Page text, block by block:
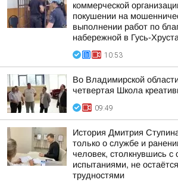
коммерческой
покушении на
выполнении работ по
набережной в Гусь-
10:53
Во Владимирской
четвертая Школа
09:49
История Дмитрия
только о службе и
человек, столкнувшись с
испытаниями, не
трудностями